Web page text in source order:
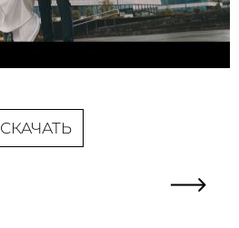
СКАЧАТЬ